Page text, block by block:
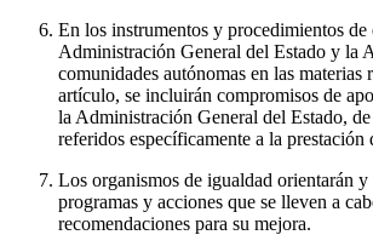
En los instrumentos y procedimientos de
Administración General del Estado y la
comunidades autónomas en las materias
artículo, se incluirán compromisos de
la Administración General del Estado,
referidos específicamente a la prestación
Los organismos de igualdad orientarán
programas y acciones que se lleven a
recomendaciones para su mejora.